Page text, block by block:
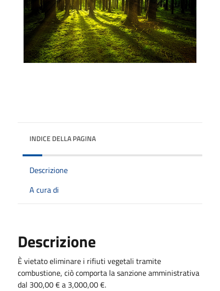
INDICE DELLA PAGINA
Descrizione
A cura di
Descrizione
È vietato eliminare i rifiuti vegetali tramite
combustione, ciò comporta la sanzione amministrativa
dal 300,00 € a 3,000,00 €.